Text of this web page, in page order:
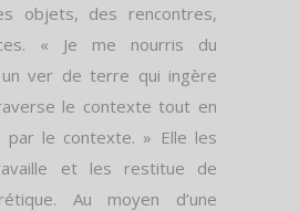
objets, des rencontres,
« Je me nourris du
ver de terre qui ingère
le contexte tout en
le contexte. » Elle les
et les restitue de
Au moyen d’une